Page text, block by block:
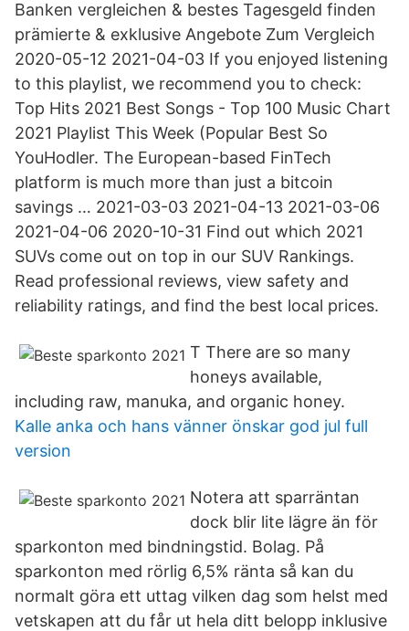
Banken vergleichen & bestes Tagesgeld finden
prämierte & exklusive Angebote Zum Vergleich
2020-05-12 2021-04-03 If you enjoyed listening
to this playlist, we recommend you to check:
Top Hits 2021 Best Songs - Top 100 Music Chart
2021 Playlist This Week (Popular Best So
YouHodler. The European-based FinTech
platform is much more than just a bitcoin
savings … 2021-03-03 2021-04-13 2021-03-06
2021-04-06 2020-10-31 Find out which 2021
SUVs come out on top in our SUV Rankings.
Read professional reviews, view safety and
reliability ratings, and find the best local prices.
T There are so many
honeys available,
including raw, manuka, and organic honey.
Kalle anka och hans vänner önskar god jul full
version
Notera att sparräntan
dock blir lite lägre än för
sparkonton med bindningstid. Bolag. På
sparkonton med rörlig 6,5% ränta så kan du
normalt göra ett uttag vilken dag som helst med
vetskapen att du får ut hela ditt belopp inklusive